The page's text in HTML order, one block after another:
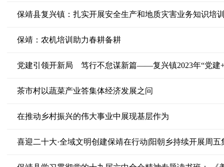
保靖县复兴镇：扎实开展安全生产和地质灾害业务知识培
保靖：农机培训助力春耕备耕
党建引领开新局 笃行不怠谋新篇——复兴镇2023年“党建
茶市村以蔬菜产业答集体经济发展之问
在推动乡村振兴的伟大事业中展现基层作为